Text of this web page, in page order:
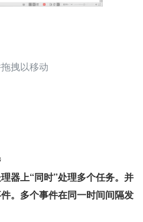
拽以移动
器上“同时”处理多个任务。并
。多个事件在同一时间间隔发